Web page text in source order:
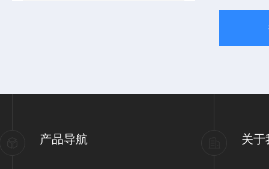
产品导航 关于